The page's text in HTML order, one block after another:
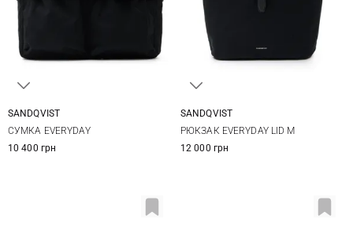
38Х26Х6СМ
SANDQVIST
СУМКА EVERYDAY
10 400 грн
25Х37Х13СМ
SANDQVIST
РЮКЗАК EVERYDAY LID M
12 000 грн